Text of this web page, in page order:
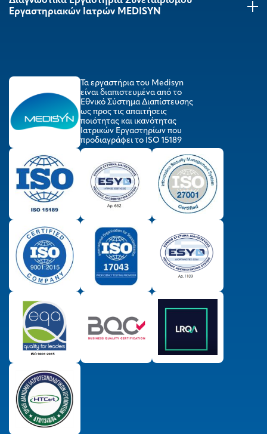
Εργαστηριακών Ιατρών MEDISYΝ
Τα εργαστήρια του Medisyn
είναι διαπιστευμένα από το
Εθνικό Σύστημα Διαπίστευσης
ως προς τις απαιτήσεις
ποιότητας και ικανότητας
Ιατρικών Εργαστηρίων που
προδιαγράφει το ISO 15189